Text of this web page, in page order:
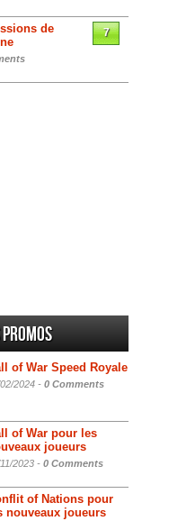
de
7
of War Speed Royale
2024 - 0 Comments
of War pour les
joueurs
2023 - 0 Comments
of Nations pour
nouveaux joueurs